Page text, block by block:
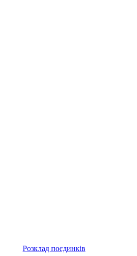
Розклад поєдинків